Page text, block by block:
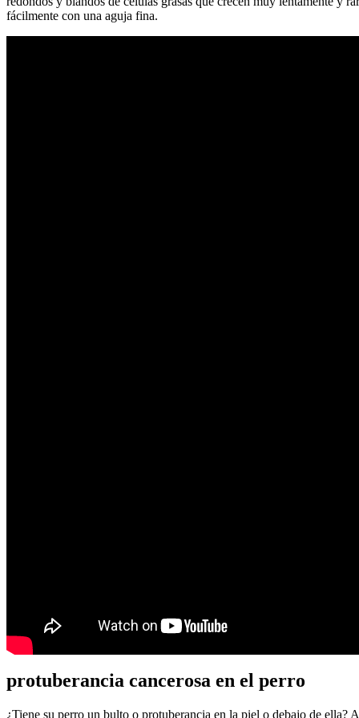
fácilmente con una aguja fina.
protuberancia cancerosa en el perro
¿Tiene su perro un bulto o protuberancia en la piel o debajo de ella?